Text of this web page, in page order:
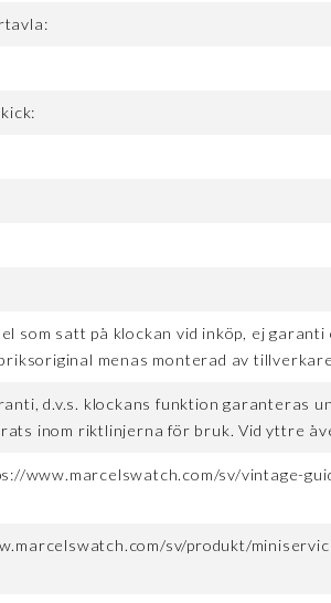
som satt på klockan vid inköp, ej garanti
menas monterad av
d.v.s. klockans funktion garanteras
inom riktlinjerna för bruk. Vid yttre
www.marcelswatch.com/sv/vintage-
sv/produkt/